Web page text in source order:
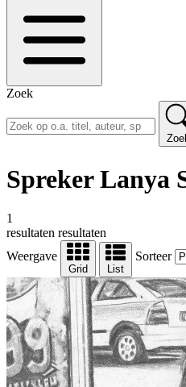
Zoek
Spreker Lanya
1
resultaten resultaten
Weergave
Grid List
Sorteer